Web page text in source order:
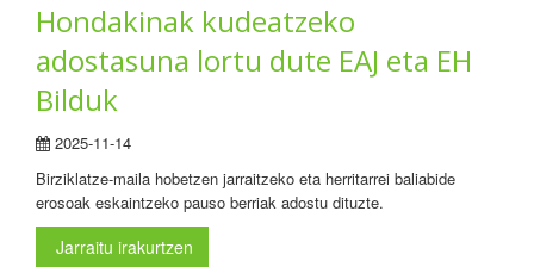
Hondakinak kudeatzeko
adostasuna lortu dute EAJ eta EH
Bilduk
2025-11-14
Birziklatze-maila hobetzen jarraitzeko eta herritarrei baliabide
erosoak eskaintzeko pauso berriak adostu dituzte.
Jarraitu irakurtzen